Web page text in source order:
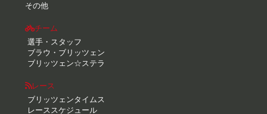
その他
チーム
選手・スタッフ
ブラウ・ブリッツェン
ブリッツェン☆ステラ
レース
ブリッツェンタイムス
レーススケジュール